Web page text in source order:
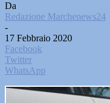
Da
Redazione Marchenews24
-
17 Febbraio 2020
Facebook
Twitter
WhatsApp